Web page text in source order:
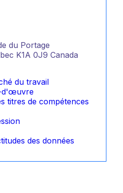
du Portage
K1A 0J9 Canada
du travail
d'œuvre
titres de compétences
des données